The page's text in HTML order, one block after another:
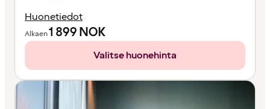
Huonetiedot
Alkaen1 899NOK
Valitse huonehinta